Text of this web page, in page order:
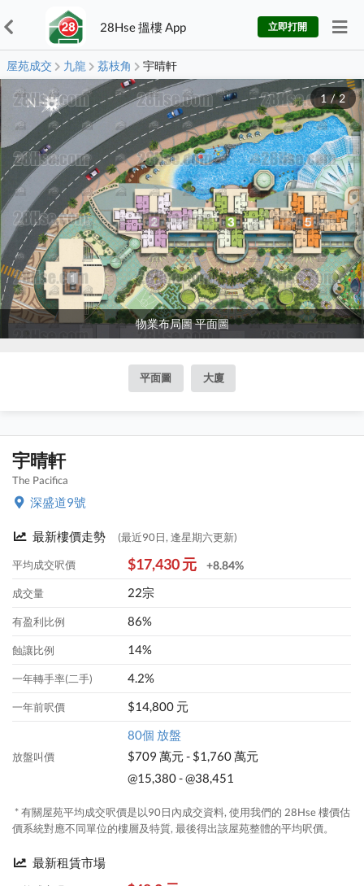
28Hse 搵樓 App 立即打開
屋苑成交 九龍 荔枝角 宇晴軒
物業布局圖 平面圖
1/2
平面圖 大廈
宇晴軒
The Pacifica
深盛道9號
最新樓價走勢 (最近90日, 逢星期六更新)
平均成交呎價 $17,430 元 +8.84%
成交量 22宗
有盈利比例 86%
蝕讓比例 14%
一年轉手率(二手) 4.2%
一年前呎價 $14,800 元
放盤叫價
80個 放盤
$709 萬元 - $1,760 萬元
@15,380 - @38,451
* 有關屋苑平均成交呎價是以90日內成交資料, 使用我們的 28Hse 樓價估
價系統對應不同單位的樓層及特質, 最後得出該屋苑整體的平均呎價。
最新租賃市場